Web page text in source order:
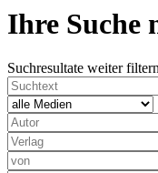
Ihre Suche
Suchresultate weiter